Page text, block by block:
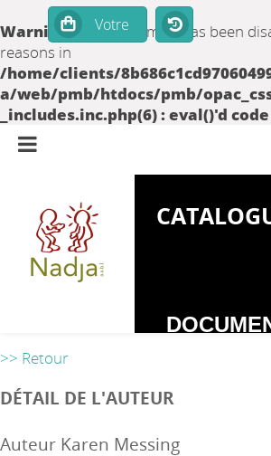
Warning: set_time_limit() has been
reasons in
/home/clients/
a/web/pmb/htdocs/pmb/
_includes.inc.php(6) : eval()'d code
>> Retour
DÉTAIL DE L'AUTEUR
Auteur Karen Messing